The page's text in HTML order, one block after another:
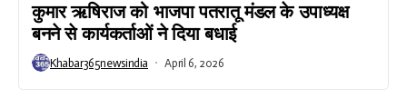
कुमार ऋषिराज को भाजपा पतरातू मंडल के उपाध्यक्ष
बनने से कार्यकर्ताओं ने दिया बधाई
Khabar365newsindia April 6, 2026